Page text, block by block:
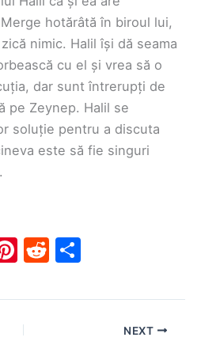
hotărâtă în biroul lui,
nimic. Halil își dă seama
cu el și vrea să o
dar sunt întrerupți de
pe Zeynep. Halil se
soluție pentru a discuta
este să fie singuri
Pi
er
e
R
d ar
NEXT